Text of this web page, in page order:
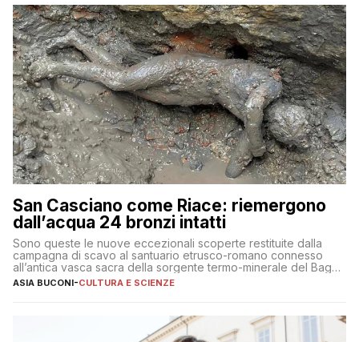
San Casciano come Riace: riemergono
dall’acqua 24 bronzi intatti
Sono queste le nuove eccezionali scoperte restituite dalla
campagna di scavo al santuario etrusco-romano connesso
all’antica vasca sacra della sorgente termo-minerale del Bagno
Grande
ASIA BUCONI-CULTURA E SCIENZE